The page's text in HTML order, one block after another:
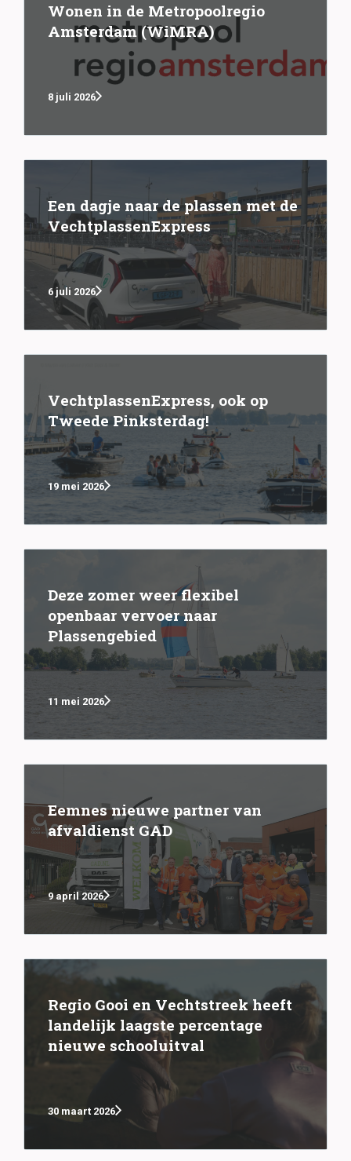
Wonen in de Metropoolregio
Amsterdam (WiMRA)
8 juli 2026
Een dagje naar de plassen met de
VechtplassenExpress
6 juli 2026
VechtplassenExpress, ook op
Tweede Pinksterdag!
19 mei 2026
Deze zomer weer flexibel
openbaar vervoer naar
Plassengebied
11 mei 2026
Eemnes nieuwe partner van
afvaldienst GAD
9 april 2026
Regio Gooi en Vechtstreek heeft
landelijk laagste percentage
nieuwe schooluitval
30 maart 2026